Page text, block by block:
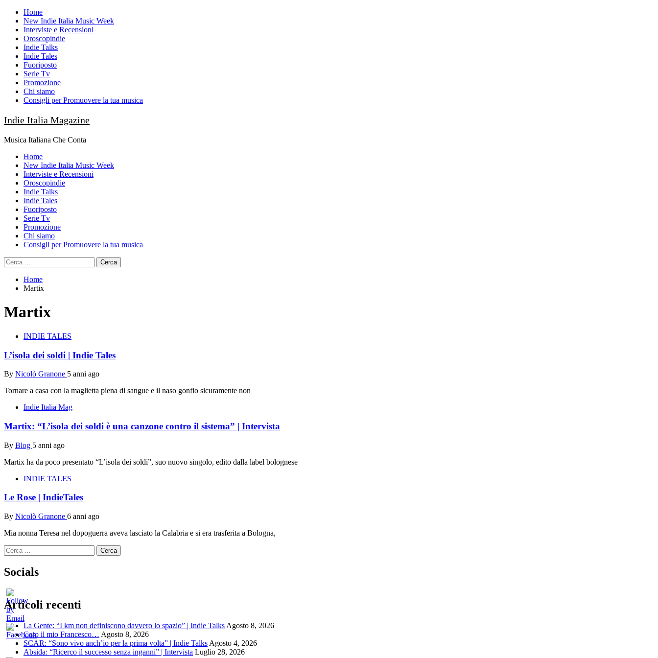
Skip
content
Home
New Indie Italia Music Week
Interviste e Recensioni
Oroscopindie
Indie Talks
Indie Tales
Fuoriposto
Serie Tv
Promozione
Chi siamo
Consigli per Promuovere la tua musica
Indie Italia Magazine
Musica Italiana Che Conta
Primary
Menu
Home
New Indie Italia Music Week
Interviste e Recensioni
Oroscopindie
Indie Talks
Indie Tales
Fuoriposto
Serie Tv
Promozione
Chi siamo
Consigli per Promuovere la tua musica
Ricerca
per:
Home
Martix
Martix
INDIE TALES
L’isola dei soldi | Indie Tales
By Nicolò Granone 5 anni ago
Tornare a casa con la maglietta piena di sangue e il naso gonfio sicuramente non
Indie Italia Mag
Martix: “L’isola dei soldi è una canzone contro il sistema” | Intervista
By Blog 5 anni ago
Martix ha da poco presentato “L’isola dei soldi”, suo nuovo singolo, edito dalla label bolognese
INDIE TALES
Le Rose | IndieTales
By Nicolò Granone 6 anni ago
Mia nonna Teresa nel dopoguerra aveva lasciato la Calabria e si era trasferita a Bologna,
Ricerca
per:
Socials
Articoli recenti
La Gente: “I km non definiscono davvero lo spazio” | Indie Talks Agosto 8, 2026
Caro il mio Francesco… Agosto 8, 2026
SCAR: “Sono vivo anch’io per la prima volta” | Indie Talks Agosto 4, 2026
Absida: “Ricerco il successo senza inganni” | Intervista Luglio 28, 2026